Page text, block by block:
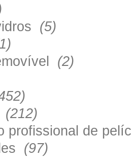
(5)
(2)
(212)
profissional de
(97)